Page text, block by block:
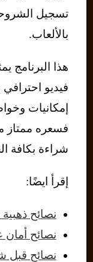
تسجيل
بالألعاب.
هذا البرنامج
فيديو
إمكانيات
فسعره ممتاز
شراءة بكافة الخواص
إقرأ ايضًا:
نصائح ذهبية
نصائح
نصائح قبل